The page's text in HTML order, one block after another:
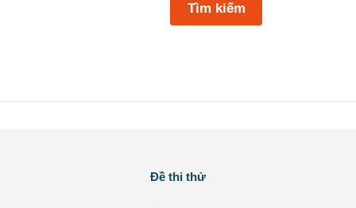
Tìm kiếm
Đề thi thử